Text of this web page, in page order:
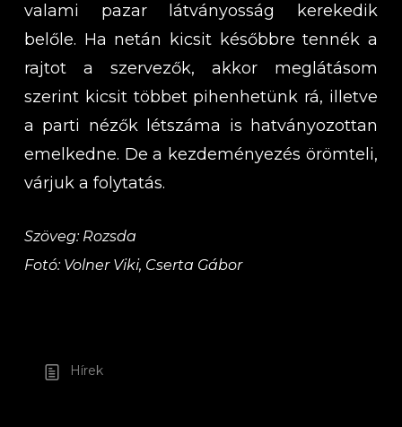
valami pazar látványosság kerekedik
belőle. Ha netán kicsit későbbre tennék a
rajtot a szervezők, akkor meglátásom
szerint kicsit többet pihenhetünk rá, illetve
a parti nézők létszáma is hatványozottan
emelkedne. De a kezdeményezés örömteli,
várjuk a folytatás.
Szöveg: Rozsda
Fotó: Volner Viki, Cserta Gábor
Hírek